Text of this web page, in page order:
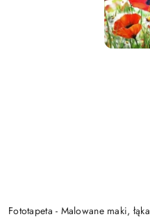
Fototapeta - Malowane maki, łąka